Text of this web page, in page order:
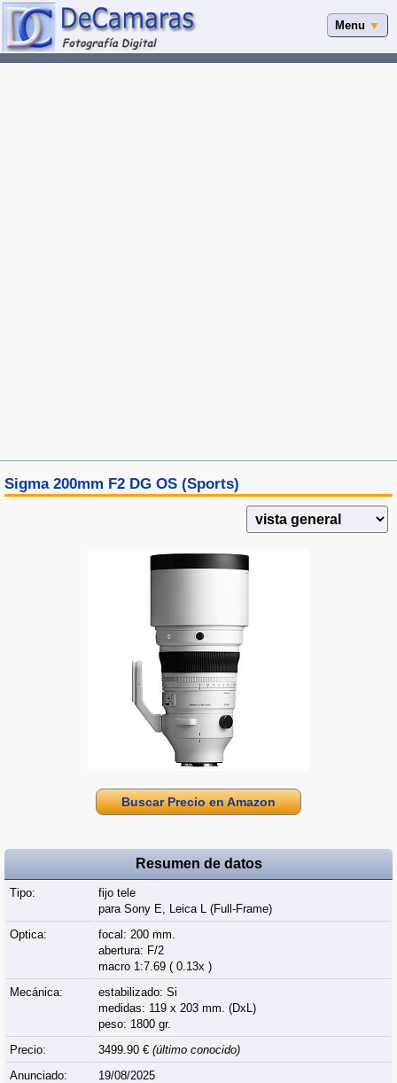
Menu ▼
Sigma 200mm F2 DG OS (Sports)
Buscar Precio en Amazon
Resumen de datos
Tipo:
fijo tele
para Sony E, Leica L (Full‑Frame)
Optica:
focal: 200 mm.
abertura: F/2
macro 1:7.69 ( 0.13x )
Mecánica:
estabilizado: Si
medidas: 119 x 203 mm. (DxL)
peso: 1800 gr.
Precio:
3499.90 € (último conocido)
Anunciado:
19/08/2025